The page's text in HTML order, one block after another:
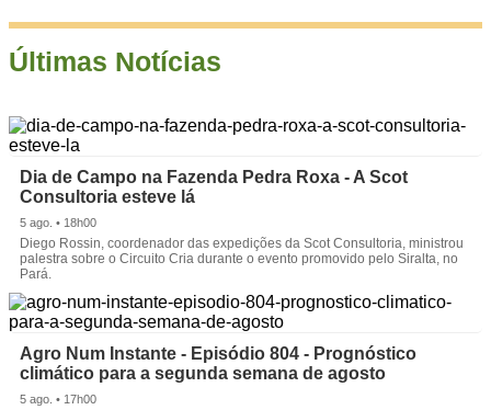
Últimas Notícias
Dia de Campo na Fazenda Pedra Roxa - A Scot
Consultoria esteve lá
5 ago. • 18h00
Diego Rossin, coordenador das expedições da Scot Consultoria, ministrou
palestra sobre o Circuito Cria durante o evento promovido pelo Siralta, no
Pará.
Agro Num Instante - Episódio 804 - Prognóstico
climático para a segunda semana de agosto
5 ago. • 17h00